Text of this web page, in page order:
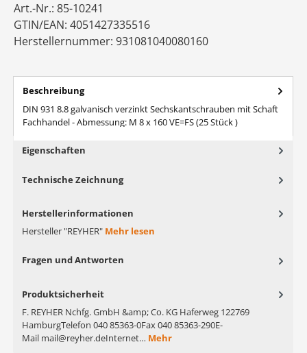
Art.-Nr.: 85-10241
GTIN/EAN: 4051427335516
Herstellernummer: 931081040080160
Beschreibung
DIN 931 8.8 galvanisch verzinkt Sechskantschrauben mit Schaft
Fachhandel - Abmessung: M 8 x 160 VE=FS (25 Stück )
Eigenschaften
Technische Zeichnung
Herstellerinformationen
Hersteller "REYHER" Mehr lesen
Fragen und Antworten
Produktsicherheit
F. REYHER Nchfg. GmbH &amp; Co. KG Haferweg 122769
HamburgTelefon 040 85363-0Fax 040 85363-290E-
Mail mail@reyher.deInternet… Mehr